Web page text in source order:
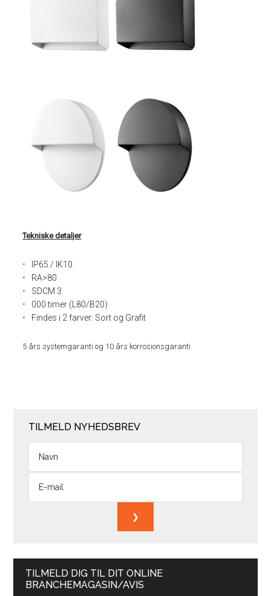
Tekniske detaljer
IP65 / IK10
RA>80
SDCM 3
000 timer (L80/B20)
Findes i 2 farver: Sort og Grafit
5 års systemgaranti og 10 års korrosionsgaranti
TILMELD NYHEDSBREV
TILMELD DIG TIL DIT ONLINE
BRANCHEMAGASIN/AVIS